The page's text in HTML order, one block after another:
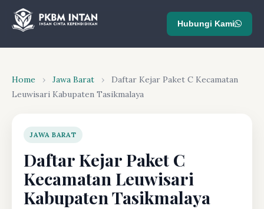
Hubungi Kami
Home › Jawa Barat ›
Daftar Kejar Paket C Kecamatan
Leuwisari Kabupaten Tasikmalaya
JAWA BARAT
Daftar Kejar Paket C
Kecamatan Leuwisari
Kabupaten Tasikmalaya